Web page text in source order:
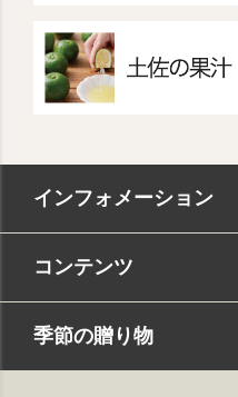
インフォメーション
コンテンツ
季節の贈り物